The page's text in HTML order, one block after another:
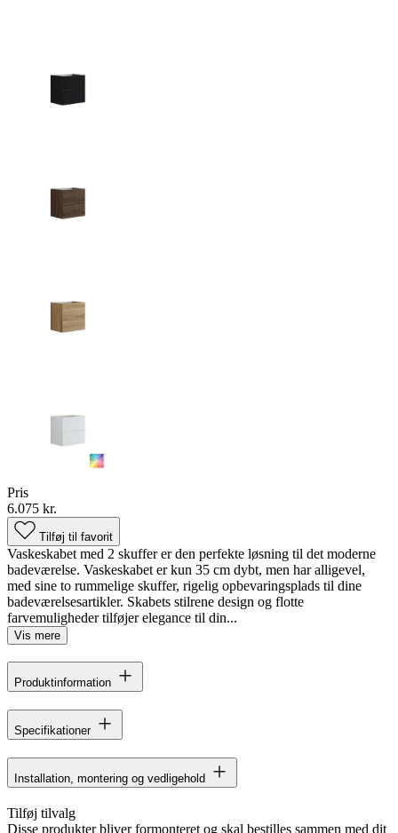
Pris
6.075 kr.
Tilføj til favorit
Vaskeskabet med 2 skuffer er den perfekte løsning til det moderne
badeværelse. Vaskeskabet er kun 35 cm dybt, men har alligevel,
med sine to rummelige skuffer, rigelig opbevaringsplads til dine
badeværelsesartikler. Skabets stilrene design og flotte
farvemuligheder tilføjer elegance til din...
Vis mere
Produktinformation
Specifikationer
Installation, montering og vedligehold
Tilføj tilvalg
Disse produkter bliver formonteret og skal bestilles sammen med dit